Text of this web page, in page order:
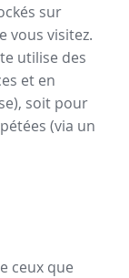
sur
vous visitez.
utilise des
et en
soit pour
(via un
ceux que